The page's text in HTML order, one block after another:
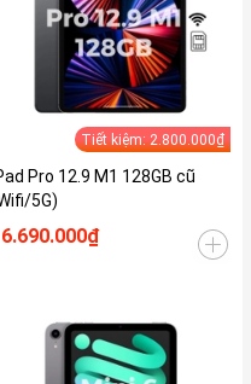
Tiết kiệm: 2.800.000₫
Pro 12.9 M1 128GB cũ
5G)